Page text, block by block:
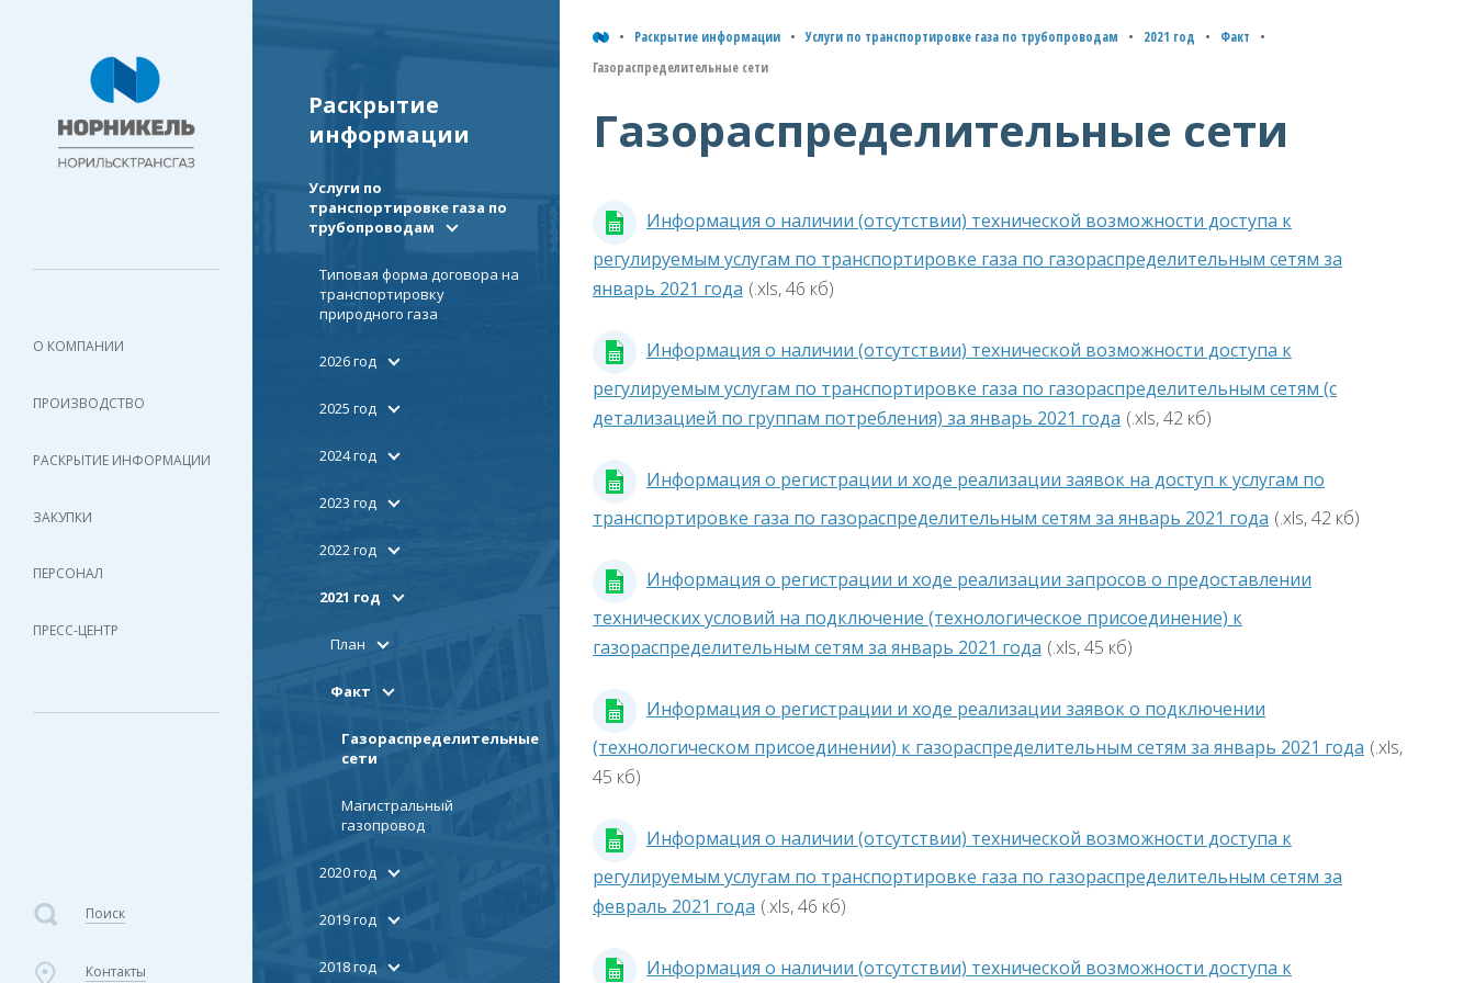
О КОМПАНИИ
ПРОИЗВОДСТВО
РАСКРЫТИЕ ИНФОРМАЦИИ
ЗАКУПКИ
ПЕРСОНАЛ
ПРЕСС-ЦЕНТР
Поиск
Контакты
Раскрытие
информации
Услуги по
транспортировке газа по
трубопроводам
Типовая форма договора на
транспортировку
природного газа
2026 год
2025 год
2024 год
2023 год
2022 год
2021 год
План
Факт
Газораспределительные
сети
Магистральный
газопровод
2020 год
2019 год
2018 год
Раскрытие информации Услуги по транспортировке газа по трубопроводам 2021 год
Факт
Газораспределительные сети
Газораспределительные сети
Информация о наличии (отсутствии) технической возможности доступа к
регулируемым услугам по транспортировке газа по газораспределительным сетям за
январь 2021 года (.xls, 46 кб)
Информация о наличии (отсутствии) технической возможности доступа к
регулируемым услугам по транспортировке газа по газораспределительным сетям (с
детализацией по группам потребления) за январь 2021 года (.xls, 42 кб)
Информация о регистрации и ходе реализации заявок на доступ к услугам по
транспортировке газа по газораспределительным сетям за январь 2021 года (.xls, 42 кб)
Информация о регистрации и ходе реализации запросов о предоставлении
технических условий на подключение (технологическое присоединение) к
газораспределительным сетям за январь 2021 года (.xls, 45 кб)
Информация о регистрации и ходе реализации заявок о подключении
(технологическом присоединении) к газораспределительным сетям за январь 2021 года (.xls,
45 кб)
Информация о наличии (отсутствии) технической возможности доступа к
регулируемым услугам по транспортировке газа по газораспределительным сетям за
февраль 2021 года (.xls, 46 кб)
Информация о наличии (отсутствии) технической возможности доступа к